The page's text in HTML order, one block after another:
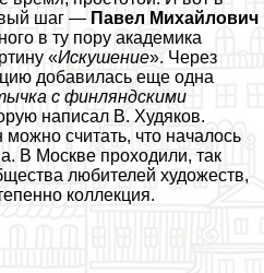
шаг — Павел Михайлович
в ту пору академика
«Искушение». Через
добавилась еще одна
с финляндскими
написал В. Худяков.
считать, что началось
В Москве проходили, так
любителей художеств,
коллекция.